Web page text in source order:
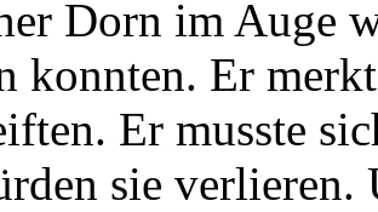
Dorn im Auge
konnten. Er
Er musste
sie